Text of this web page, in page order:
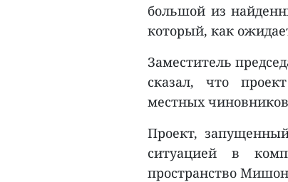
большой из
который, как
Заместитель
сказал, что
местных
Проект,
ситуацией в
пространство